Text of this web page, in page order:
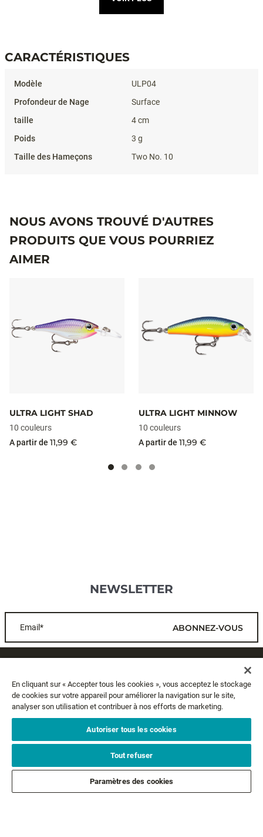
CARACTÉRISTIQUES
ULP04
Surface
4 cm
3 g
Two No. 10
NOUS AVONS TROUVÉ D'AUTRES
PRODUITS QUE VOUS POURRIEZ
AIMER
ULTRA LIGHT SHAD
10 couleurs
A partir de 11,99 €
ULTRA LIGHT MINNOW
10 couleurs
A partir de 11,99 €
NEWSLETTER
Email* ABONNEZ-VOUS
A PROPOS
MENTIONS LÉGALES
SUIVEZ-NOUS
En cliquant sur « Accepter tous les cookies », vous acceptez le stockage
de cookies sur votre appareil pour améliorer la navigation sur le site,
analyser son utilisation et contribuer à nos efforts de marketing.
Autoriser tous les cookies
Tout refuser
Paramètres des cookies